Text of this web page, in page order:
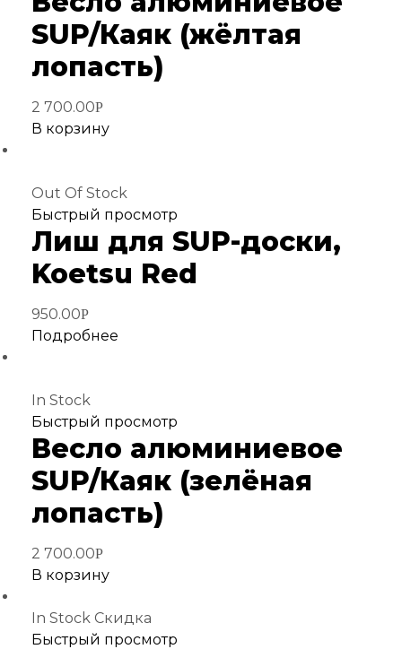
избранное
SUP/Каяк (жёлтая
лопасть)
2 700.00Р
В корзину
Out Of Stock
Добавить
в
избранное
Быстрый просмотр
Лиш для SUP-доски,
Koetsu Red
950.00Р
Подробнее
In Stock
Добавить
в
избранное
Быстрый просмотр
Весло алюминиевое
SUP/Каяк (зелёная
лопасть)
2 700.00Р
В корзину
In Stock Скидка
Добавить
Быстрый просмотр